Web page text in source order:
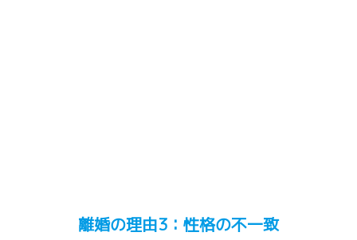
離婚の理由3 ：性格の不一致